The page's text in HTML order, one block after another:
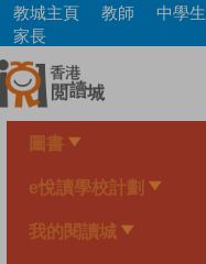
Skip
main
content
教城主頁 教師 中學生
家長
圖書
e悅讀學校計劃
我的閱讀城